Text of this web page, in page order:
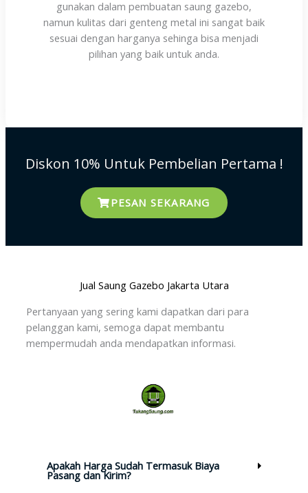
gunakan dalam pembuatan saung gazebo,
namun kulitas dari genteng metal ini sangat baik
sesuai dengan harganya sehinga bisa menjadi
pilihan yang baik untuk anda.
Diskon 10% Untuk Pembelian Pertama !
PESAN SEKARANG
Jual Saung Gazebo Jakarta Utara
Pertanyaan yang sering kami dapatkan dari para
pelanggan kami, semoga dapat membantu
mempermudah anda mendapatkan informasi.
Apakah Harga Sudah Termasuk Biaya
Pasang dan Kirim?